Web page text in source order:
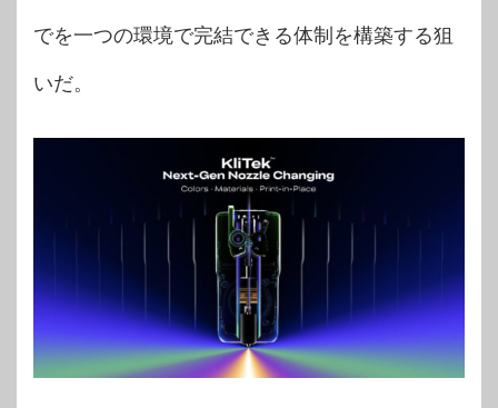
でを一つの環境で完結できる体制を構築する狙
いだ。